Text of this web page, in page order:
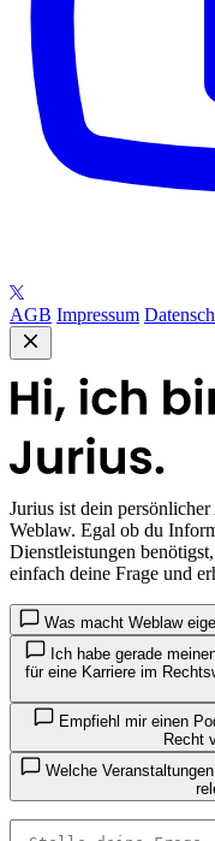
AGB Impressum
Jurius ist dein
Weblaw. Egal ob du
Dienstleistungen
einfach deine Frage und
Was macht Weblaw
Ich habe gerade meinen Abschluss gemacht und interessiere mich
für eine Karriere im
Empfiehl mir einen Podcast, der aktuelle Entwicklungen in KI im
Recht